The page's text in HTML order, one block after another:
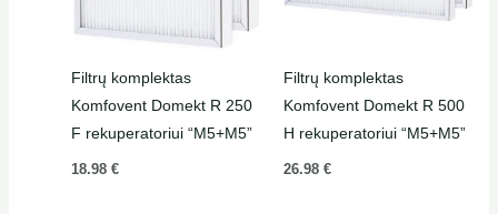
Filtrų komplektas
Komfovent Domekt R 250
F rekuperatoriui “M5+M5”
18.98 €
Filtrų komplektas
Komfovent Domekt R 500
H rekuperatoriui “M5+M5”
26.98 €